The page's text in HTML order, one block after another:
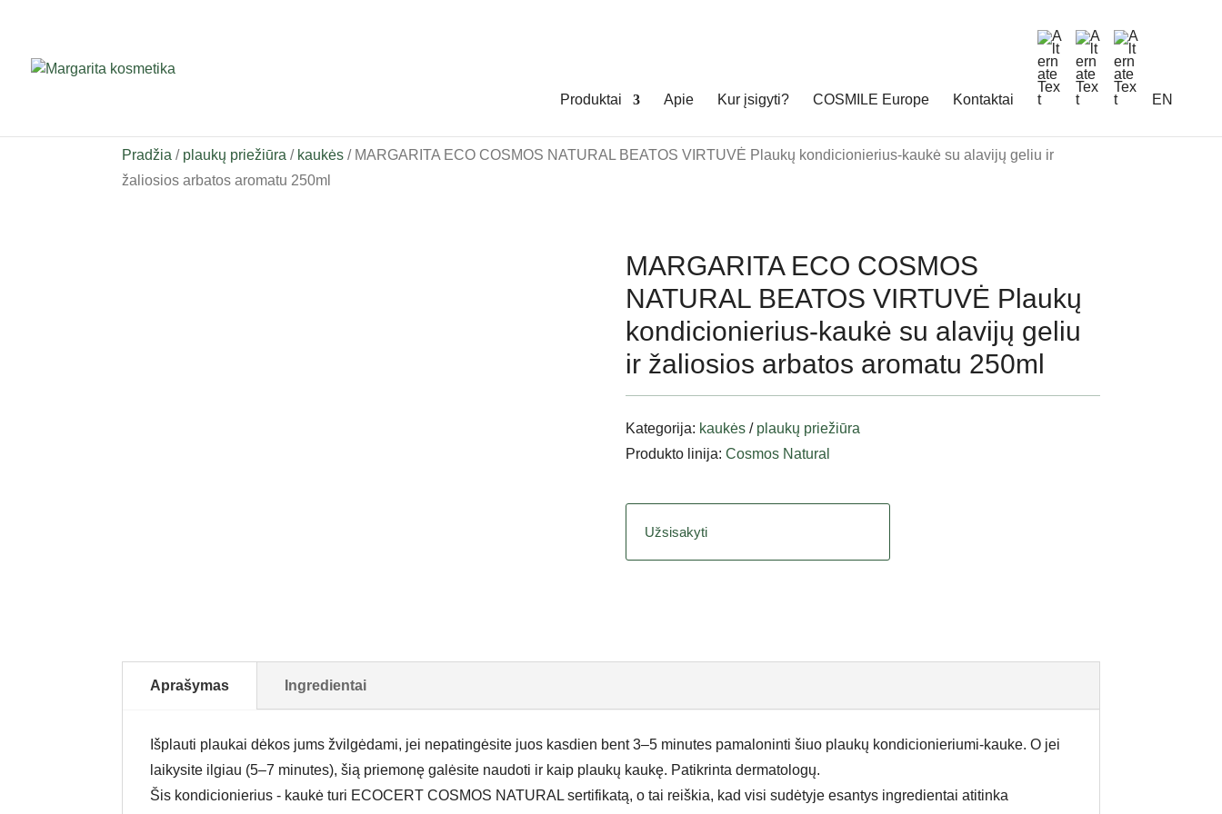
Produktai Apie Kur įsigyti? COSMILE Europe Kontaktai EN
Pradžia / plaukų priežiūra / kaukės / MARGARITA ECO COSMOS NATURAL BEATOS VIRTUVĖ Plaukų kondicionierius-kaukė su alavijų geliu ir
žaliosios arbatos aromatu 250ml
MARGARITA ECO COSMOS
NATURAL BEATOS VIRTUVĖ Plaukų
kondicionierius-kaukė su alavijų geliu
ir žaliosios arbatos aromatu 250ml
Kategorija: kaukės / plaukų priežiūra
Produkto linija:Cosmos Natural
Užsisakyti
Aprašymas Ingredientai
Išplauti plaukai dėkos jums žvilgėdami, jei nepatingėsite juos kasdien bent 3–5 minutes pamaloninti šiuo plaukų kondicionieriumi-kauke. O jei
laikysite ilgiau (5–7 minutes), šią priemonę galėsite naudoti ir kaip plaukų kaukę. Patikrinta dermatologų.
Šis kondicionierius - kaukė turi ECOCERT COSMOS NATURAL sertifikatą, o tai reiškia, kad visi sudėtyje esantys ingredientai atitinka